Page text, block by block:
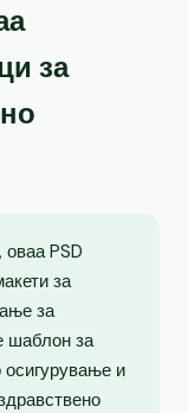
за
оваа PSD
за
за
шаблон за
осигурување и